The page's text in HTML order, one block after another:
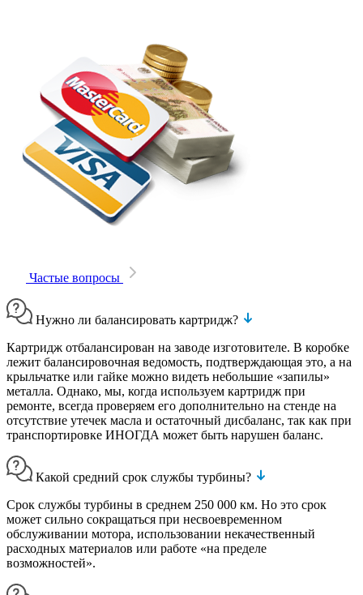
Частые вопросы
Нужно ли балансировать картридж?
Картридж отбалансирован на заводе изготовителе. В коробке
лежит балансировочная ведомость, подтверждающая это, а на
крыльчатке или гайке можно видеть небольшие «запилы»
металла. Однако, мы, когда используем картридж при
ремонте, всегда проверяем его дополнительно на стенде на
отсутствие утечек масла и остаточный дисбаланс, так как при
транспортировке ИНОГДА может быть нарушен баланс.
Какой средний срок службы турбины?
Срок службы турбины в среднем 250 000 км. Но это срок
может сильно сокращаться при несвоевременном
обслуживании мотора, использовании некачественный
расходных материалов или работе «на пределе
возможностей».